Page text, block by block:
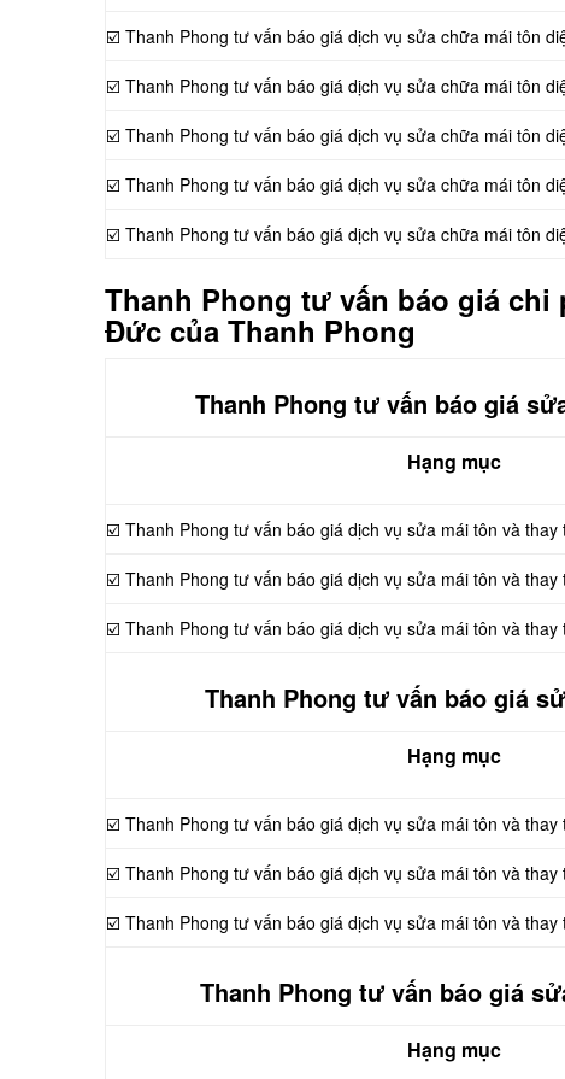
☑️ Thanh Phong tư vấn báo giá dịch vụ sửa chữa mái tôn
☑️ Thanh Phong tư vấn báo giá dịch vụ sửa chữa mái tôn
☑️ Thanh Phong tư vấn báo giá dịch vụ sửa chữa mái tôn
☑️ Thanh Phong tư vấn báo giá dịch vụ sửa chữa mái tôn
☑️ Thanh Phong tư vấn báo giá dịch vụ sửa chữa mái tôn
Thanh Phong tư vấn báo giá
Đức của Thanh Phong
Thanh Phong tư vấn báo giá
Hạng mục
☑️ Thanh Phong tư vấn báo giá dịch vụ sửa mái tôn và thay
☑️ Thanh Phong tư vấn báo giá dịch vụ sửa mái tôn và thay
☑️ Thanh Phong tư vấn báo giá dịch vụ sửa mái tôn và thay
Thanh Phong tư vấn báo giá
Hạng mục
☑️ Thanh Phong tư vấn báo giá dịch vụ sửa mái tôn và thay
☑️ Thanh Phong tư vấn báo giá dịch vụ sửa mái tôn và thay
☑️ Thanh Phong tư vấn báo giá dịch vụ sửa mái tôn và thay
Thanh Phong tư vấn báo giá
Hạng mục